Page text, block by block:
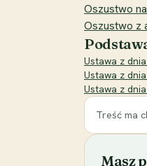
Oszustwo
Oszustwo z
Ustawa z
Ustawa z
Ustawa z
Treść ma
Masz